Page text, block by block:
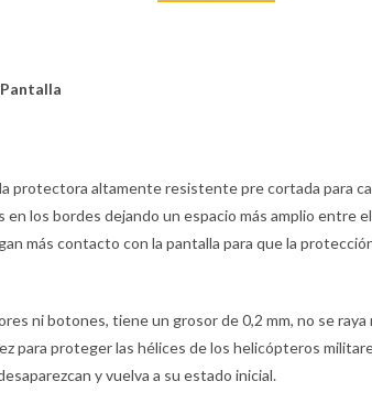
protectora altamente resistente pre cortada para
los bordes dejando un espacio más amplio entre
más contacto con la pantalla para que la
ni botones, tiene un grosor de 0,2 mm, no se
para proteger las hélices de los helicópteros
y vuelva a su estado inicial.